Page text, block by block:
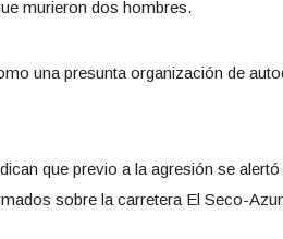
murieron dos hombres.
una presunta organización de
que previo a la agresión se
sobre la carretera El Seco-